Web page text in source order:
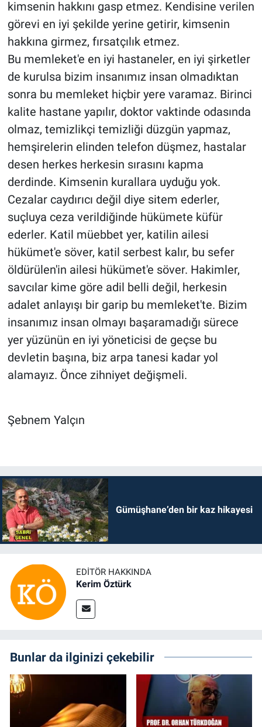
kimsenin hakkını gasp etmez. Kendisine verilen
görevi en iyi şekilde yerine getirir, kimsenin
hakkına girmez, fırsatçılık etmez.
Bu memleket'e en iyi hastaneler, en iyi şirketler
de kurulsa bizim insanımız insan olmadıktan
sonra bu memleket hiçbir yere varamaz. Birinci
kalite hastane yapılır, doktor vaktinde odasında
olmaz, temizlikçi temizliği düzgün yapmaz,
hemşirelerin elinden telefon düşmez, hastalar
desen herkes herkesin sırasını kapma
derdinde. Kimsenin kurallara uyduğu yok.
Cezalar caydırıcı değil diye sitem ederler,
suçluya ceza verildiğinde hükümete küfür
ederler. Katil müebbet yer, katilin ailesi
hükümet'e söver, katil serbest kalır, bu sefer
öldürülen'in ailesi hükümet'e söver. Hakimler,
savcılar kime göre adil belli değil, herkesin
adalet anlayışı bir garip bu memleket'te. Bizim
insanımız insan olmayı başaramadığı sürece
yer yüzünün en iyi yöneticisi de geçse bu
devletin başına, biz arpa tanesi kadar yol
alamayız. Önce zihniyet değişmeli.
Şebnem Yalçın
Gümüşhane’den bir kaz hikayesi
EDITÖR HAKKINDA
Kerim Öztürk
Bunlar da ilginizi çekebilir